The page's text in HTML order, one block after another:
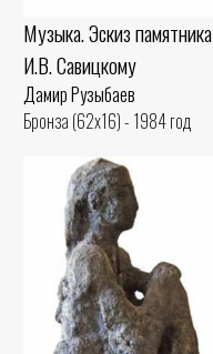
Музыка. Эскиз памятника
И.В. Савицкому
Дамир Рузыбаев
Бронза (62x16) - 1984 год